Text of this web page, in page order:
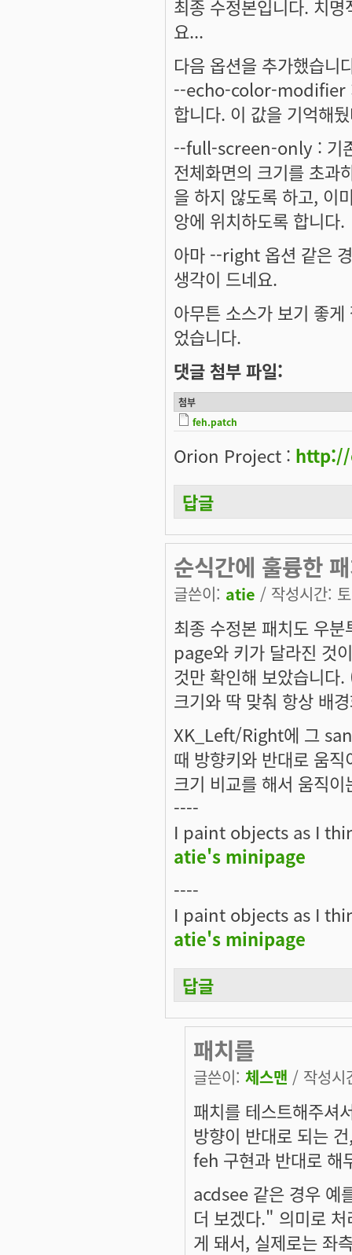
최종 수정본입니다. 치
요...
다음 옵션을 추가했습니
--echo-color-modifier
합니다. 이 값을 기억해
--full-screen-only : 기
전체화면의 크기를 초
을 하지 않도록 하고, 이
앙에 위치하도록 합니다.
아마 --right 옵션 같은
생각이 드네요.
아무튼 소스가 보기 좋
었습니다.
댓글 첨부 파일:
첨부
feh.patch
Orion Project :
답글
순식간에 훌륭한
글쓴이: atie / 작성시간:
최종 수정본 패치도 우
page와 키가 달라진 것
것만 확인해 보았습니다
크기와 딱 맞춰 항상 배
XK_Left/Right에 그
때 방향키와 반대로 움
크기 비교를 해서 움직
----
I paint objects as I
atie's minipage
----
I paint objects as I
atie's minipage
답글
패치를
글쓴이: 체스맨 / 작성
패치를 테스트해주셔
방향이 반대로 되는
feh 구현과 반대로 해
acdsee 같은 경우 예
더 보겠다." 의미로
게 돼서, 실제로는 좌